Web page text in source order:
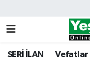
SERİ İLAN Vefatlar